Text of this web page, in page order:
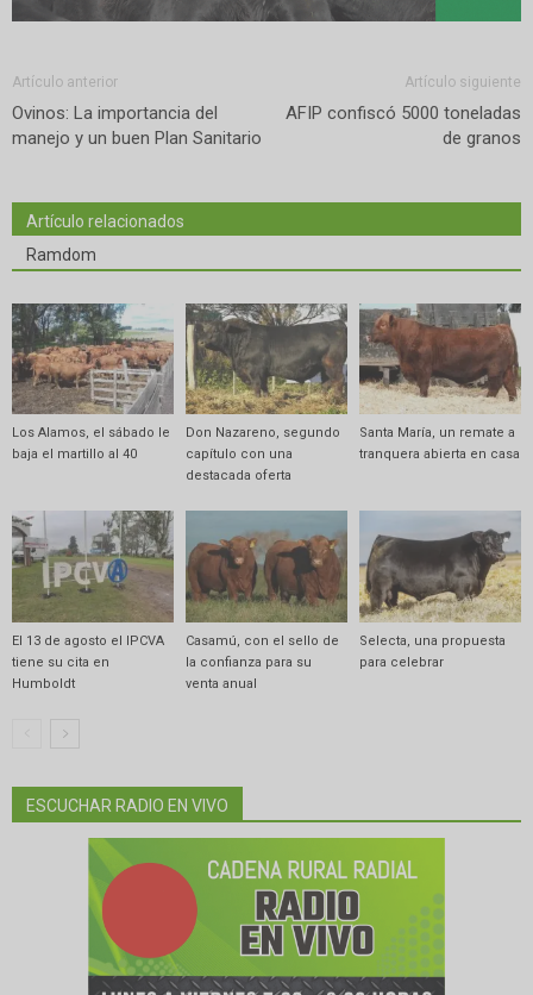
Artículo anterior
Ovinos: La importancia del
manejo y un buen Plan Sanitario
Artículo siguiente
AFIP confiscó 5000 toneladas
de granos
Artículo relacionados
Ramdom
Los Alamos, el sábado le
baja el martillo al 40
Don Nazareno, segundo
capítulo con una
destacada oferta
Santa María, un remate a
tranquera abierta en casa
El 13 de agosto el IPCVA
tiene su cita en
Humboldt
Casamú, con el sello de
la confianza para su
venta anual
Selecta, una propuesta
para celebrar
ESCUCHAR RADIO EN VIVO